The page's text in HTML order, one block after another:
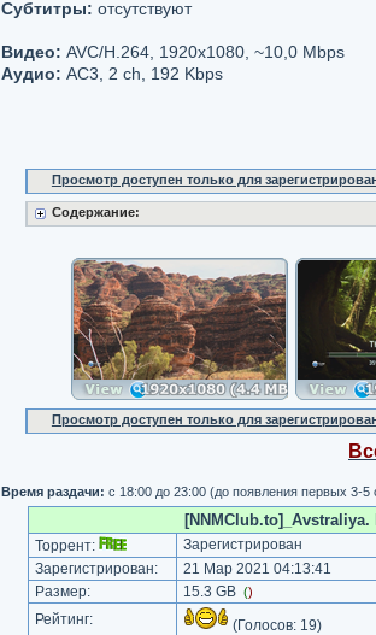
Субтитры: отсутствуют
Видео: AVC/H.264, 1920x1080, ~10,0 Mbps
Аудио: AC3, 2 ch, 192 Kbps
Просмотр доступен только для
Содержание:
Просмотр доступен только для
Время раздачи: с 18:00 до 23:00 (до появления первых 3-5
Торрент:
Зарегистрирован
Зарегистрирован:
21 Мар 2021 04:13:41
Размер:
15.3 GB ()
Рейтинг: (Голосов: 19)